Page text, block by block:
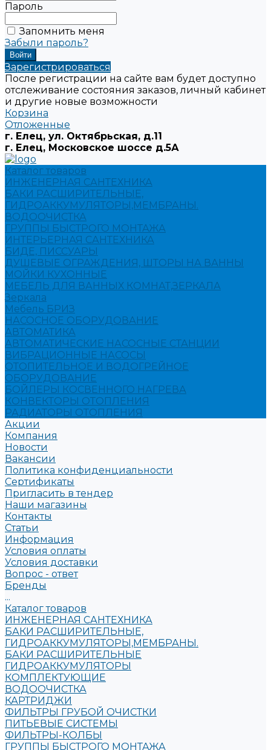
Пароль
Запомнить меня
Забыли пароль?
Зарегистрироваться
После регистрации на сайте вам будет доступно
отслеживание состояния заказов, личный кабинет
и другие новые возможности
Корзина
Отложенные
г. Елец, ул. Октябрьская, д.11
г. Елец, Московское шоссе д.5А
Каталог товаров
ИНЖЕНЕРНАЯ САНТЕХНИКА
БАКИ РАСШИРИТЕЛЬНЫЕ,
ГИДРОАККУМУЛЯТОРЫ,МЕМБРАНЫ.
ВОДООЧИСТКА
ГРУППЫ БЫСТРОГО МОНТАЖА
ИНТЕРЬЕРНАЯ САНТЕХНИКА
БИДЕ, ПИССУАРЫ
ДУШЕВЫЕ ОГРАЖДЕНИЯ, ШТОРЫ НА ВАННЫ
МОЙКИ КУХОННЫЕ
МЕБЕЛЬ ДЛЯ ВАННЫХ КОМНАТ,ЗЕРКАЛА
Зеркала
Мебель БРИЗ
НАСОСНОЕ ОБОРУДОВАНИЕ
АВТОМАТИКА
АВТОМАТИЧЕСКИЕ НАСОСНЫЕ СТАНЦИИ
ВИБРАЦИОННЫЕ НАСОСЫ
ОТОПИТЕЛЬНОЕ И ВОДОГРЕЙНОЕ
ОБОРУДОВАНИЕ
БОЙЛЕРЫ КОСВЕННОГО НАГРЕВА
КОНВЕКТОРЫ ОТОПЛЕНИЯ
РАДИАТОРЫ ОТОПЛЕНИЯ
Акции
Компания
Новости
Вакансии
Политика конфиденциальности
Сертификаты
Пригласить в тендер
Наши магазины
Контакты
Статьи
Информация
Условия оплаты
Условия доставки
Вопрос - ответ
Бренды
...
Каталог товаров
ИНЖЕНЕРНАЯ САНТЕХНИКА
БАКИ РАСШИРИТЕЛЬНЫЕ,
ГИДРОАККУМУЛЯТОРЫ,МЕМБРАНЫ.
БАКИ РАСШИРИТЕЛЬНЫЕ
ГИДРОАККУМУЛЯТОРЫ
КОМПЛЕКТУЮЩИЕ
ВОДООЧИСТКА
КАРТРИДЖИ
ФИЛЬТРЫ ГРУБОЙ ОЧИСТКИ
ПИТЬЕВЫЕ СИСТЕМЫ
ФИЛЬТРЫ-КОЛБЫ
ГРУППЫ БЫСТРОГО МОНТАЖА